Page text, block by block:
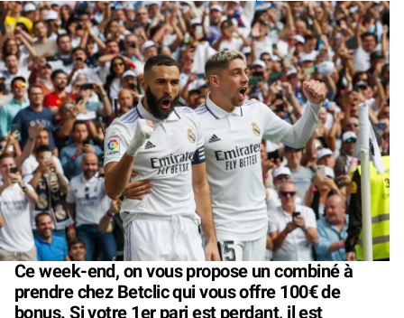
Ce week-end, on vous propose un combiné à
prendre chez Betclic qui vous offre 100€ de
bonus. Si votre 1er pari est perdant, il est